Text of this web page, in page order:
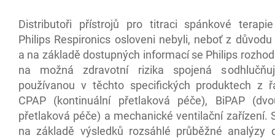
Distributoři přístrojů pro titraci spánkové
Philips Respironics osloveni nebyli, neboť z
a na základě dostupných informací se Philips
na možná zdravotní rizika spojená s
používanou v těchto specifických produktech z
CPAP (kontinuální přetlaková péče), BiPAP
přetlaková péče) a mechanické ventilační zařízení.
na základě výsledků rozsáhlé průběžné analýzy